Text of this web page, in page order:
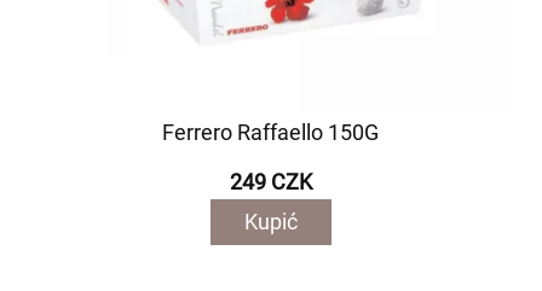
Ferrero Raffaello 150G
249 CZK
Kupić